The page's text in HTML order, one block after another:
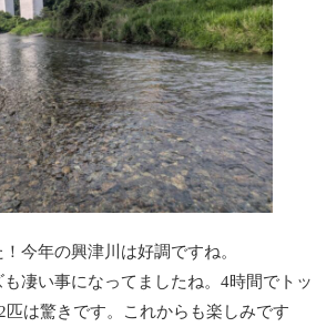
今年の興津川は好調ですね。
凄い事になってましたね。4時間でトッ
匹は驚きです。これからも楽しみです